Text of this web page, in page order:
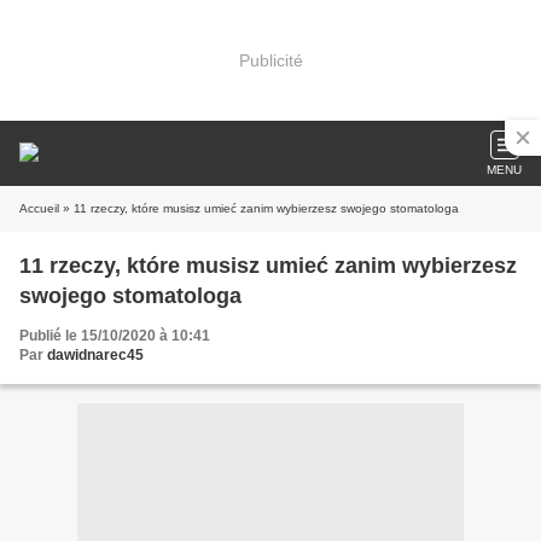
Publicité
MENU
Accueil » 11 rzeczy, które musisz umieć zanim wybierzesz swojego stomatologa
11 rzeczy, które musisz umieć zanim wybierzesz
swojego stomatologa
Publié le 15/10/2020 à 10:41
Par dawidnarec45